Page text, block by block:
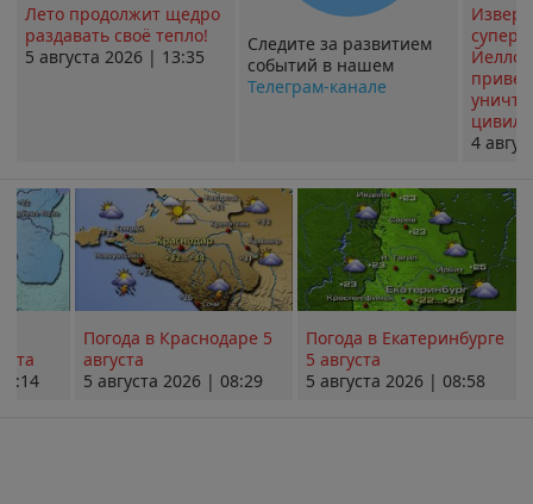
Лето продолжит щедро
раздавать своё тепло!
5 августа 2026 | 13:35
Следите за развитием
событий в нашем
Телеграм-канале
4
Погода в Краснодаре 5
августа
5 августа 2026 | 08:29
Погода в Екатеринбурге
5 августа
5 августа 2026 | 08:58